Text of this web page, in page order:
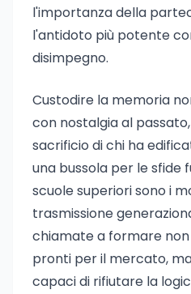
l'importanza della
l'antidoto più potente
disimpegno.
Custodire la memoria
con nostalgia al
sacrificio di chi ha
una bussola per le sfide
scuole superiori sono i
trasmissione
chiamate a formare
pronti per il mercato,
capaci di rifiutare la